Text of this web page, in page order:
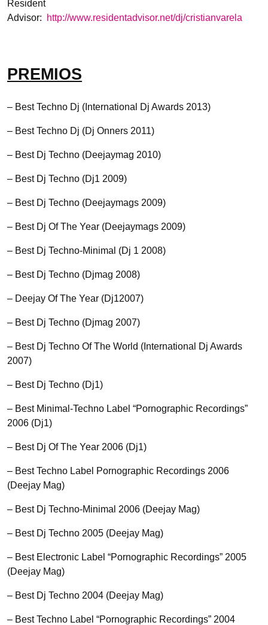
Resident
Advisor:
http://www.residentadvisor.net/dj/cristianvarela
PREMIOS
– Best Techno Dj (International Dj Awards 2013)
– Best Techno Dj (Dj Onners 2011)
– Best Dj Techno (Deejaymag 2010)
– Best Dj Techno (Dj1 2009)
– Best Dj Techno (Deejaymags 2009)
– Best Dj Of The Year (Deejaymags 2009)
– Best Dj Techno-Minimal (Dj 1 2008)
– Best Dj Techno (Djmag 2008)
– Deejay Of The Year (Dj12007)
– Best Dj Techno (Djmag 2007)
– Best Dj Techno Of The World (International Dj Awards
2007)
– Best Dj Techno (Dj1)
– Best Minimal-Techno Label “Pornographic Recordings”
2006 (Dj1)
– Best Dj Of The Year 2006 (Dj1)
– Best Techno Label Pornographic Recordings 2006
(Deejay Mag)
– Best Dj Techno-Minimal 2006 (Deejay Mag)
– Best Dj Techno 2005 (Deejay Mag)
– Best Electronic Label “Pornographic Recordings” 2005
(Deejay Mag)
– Best Dj Techno 2004 (Deejay Mag)
– Best Techno Label “Pornographic Recordings” 2004